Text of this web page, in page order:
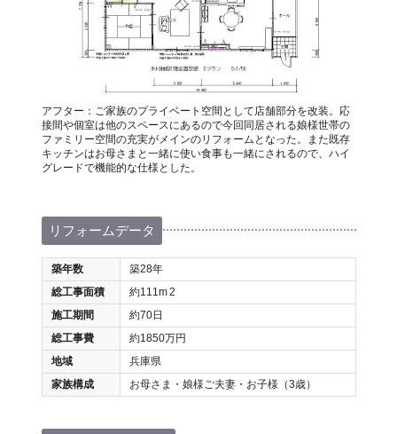
アフター：ご家族のプライベート空間として店舗部分を改装。応
接間や個室は他のスペースにあるので今回同居される娘様世帯の
ファミリー空間の充実がメインのリフォームとなった。また既存
キッチンはお母さまと一緒に使い食事も一緒にされるので、ハイ
グレードで機能的な仕様とした。
リフォームデータ
築年数
築28年
総工事面積
約111m2
施工期間
約70日
総工事費
約1850万円
地域
兵庫県
家族構成
お母さま・娘様ご夫妻・お子様（3歳）